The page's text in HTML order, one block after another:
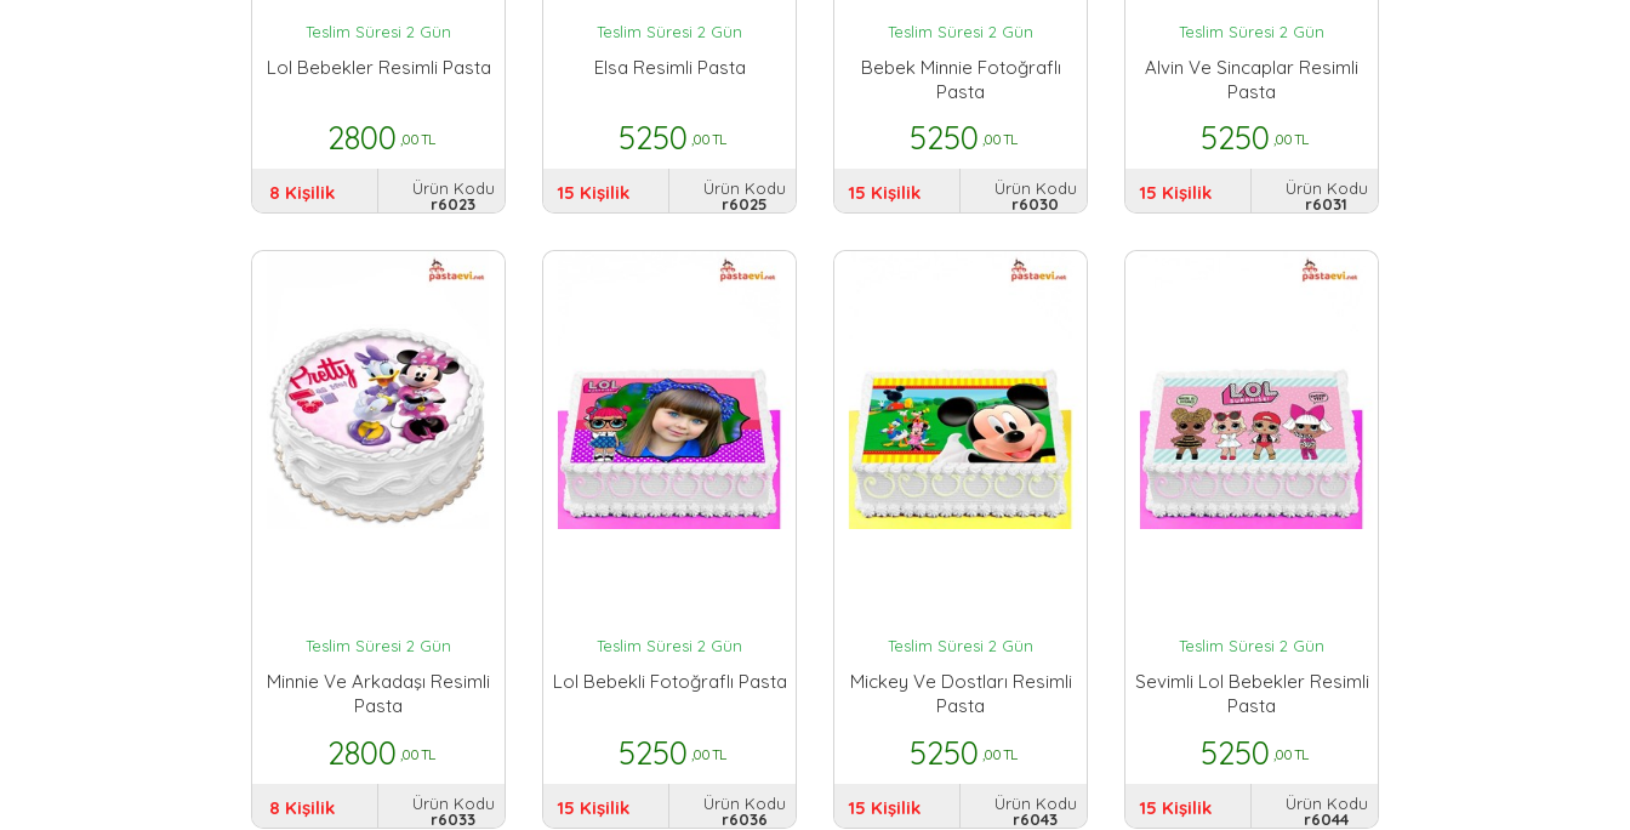
Teslim Süresi 2 Gün
Lol Bebekler Resimli Pasta
2800 ,00 TL
8 Kişilik
Ürün Kodu
r6023
Teslim Süresi 2 Gün
Elsa Resimli Pasta
5250 ,00 TL
15 Kişilik
Ürün Kodu
r6025
Teslim Süresi 2 Gün
Bebek Minnie Fotoğraflı
Pasta
5250 ,00 TL
15 Kişilik
Ürün Kodu
r6030
Teslim Süresi 2 Gün
Alvin Ve Sincaplar Resimli
Pasta
5250 ,00 TL
15 Kişilik
Ürün Kodu
r6031
Teslim Süresi 2 Gün
Minnie Ve Arkadaşı Resimli
Pasta
2800 ,00 TL
8 Kişilik
Ürün Kodu
r6033
Teslim Süresi 2 Gün
Lol Bebekli Fotoğraflı Pasta
5250 ,00 TL
15 Kişilik
Ürün Kodu
r6036
Teslim Süresi 2 Gün
Mickey Ve Dostları Resimli
Pasta
5250 ,00 TL
15 Kişilik
Ürün Kodu
r6043
Teslim Süresi 2 Gün
Sevimli Lol Bebekler Resimli
Pasta
5250 ,00 TL
15 Kişilik
Ürün Kodu
r6044